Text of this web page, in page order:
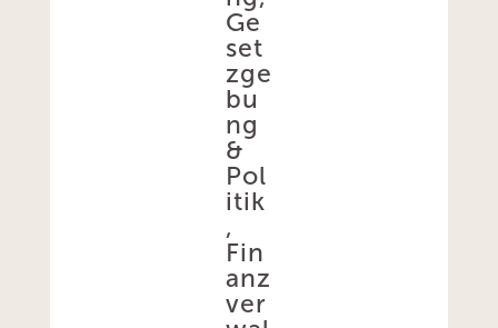
Ge
set
zge
bu
ng
&
Pol
itik
,
Fin
anz
ver